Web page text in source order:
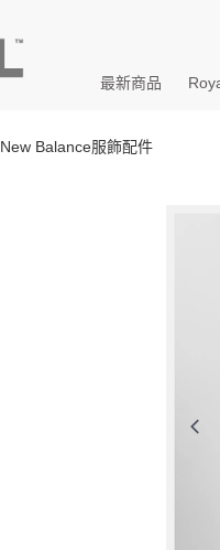
最新商品
New Balance服飾配件